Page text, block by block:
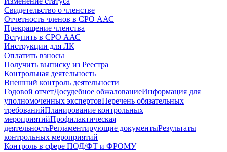
Свидетельство о членстве
Отчетность членов в СРО ААС
Прекращение членства
Вступить в СРО ААС
Инструкции для ЛК
Оплатить взносы
Получить выписку из Реестра
Контрольная деятельность
Внешний контроль деятельности
Годовой отчетДосудебное обжалованиеИнформация для
уполномоченных экспертовПеречень обязательных
требованийПланирование контрольных
мероприятийПрофилактическая
деятельностьРегламентирующие документыРезультаты
контрольных мероприятий
Контроль в сфере ПОД/ФТ и ФРОМУ